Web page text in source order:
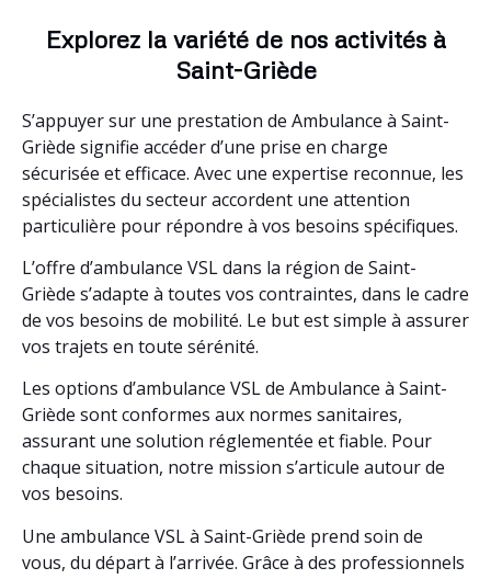
Explorez la variété de nos activités à
Saint-Griède
S’appuyer sur une prestation de Ambulance à Saint-
Griède signifie accéder d’une prise en charge
sécurisée et efficace. Avec une expertise reconnue, les
spécialistes du secteur accordent une attention
particulière pour répondre à vos besoins spécifiques.
L’offre d’ambulance VSL dans la région de Saint-
Griède s’adapte à toutes vos contraintes, dans le cadre
de vos besoins de mobilité. Le but est simple à assurer
vos trajets en toute sérénité.
Les options d’ambulance VSL de Ambulance à Saint-
Griède sont conformes aux normes sanitaires,
assurant une solution réglementée et fiable. Pour
chaque situation, notre mission s’articule autour de
vos besoins.
Une ambulance VSL à Saint-Griède prend soin de
vous, du départ à l’arrivée. Grâce à des professionnels